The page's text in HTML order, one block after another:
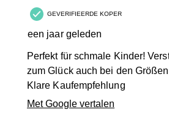
GEVERIFIEERDE KOPER
een jaar geleden
Perfekt für schmale Kinder!
zum Glück auch bei den
Klare Kaufempfehlung
Met Google vertalen